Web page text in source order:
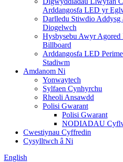
Arddangosfa LED yr
Darlledu Stiwdio Addysg
Diogelwch
Hysbysebu Awyr
Billboard
Arddangosfa LED
Stadiwm
Amdanom Ni
Yonwaytech
Sylfaen Cynhyrchu
Rheoli Ansawdd
Polisi Gwarant
Polisi Gwarant
NODIADAU
Cwestiynau Cyffredin
Cysylltwch â Ni
English